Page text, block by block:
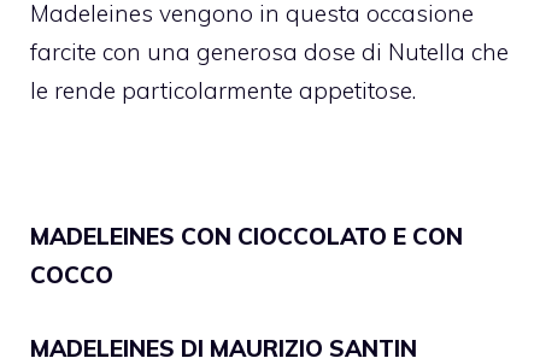
Madeleines vengono in questa occasione
farcite con una generosa dose di Nutella che
le rende particolarmente appetitose.
MADELEINES CON CIOCCOLATO E CON
COCCO
MADELEINES DI MAURIZIO SANTIN